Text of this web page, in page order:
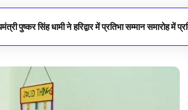
पुष्कर सिंह धामी ने हरिद्वार में प्रतिभा सम्मान समारोह में